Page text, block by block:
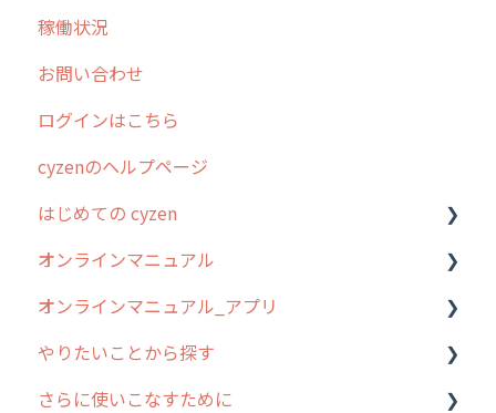
不動産
2026年のリリース情報
2025年のリリース情報
2024年のリリース情報
2023年のリリース情報
過去のリリース
2019年までのリリース情報
お客様の声を実現しました
稼働状況
お問い合わせ
ログインはこちら
cyzenのヘルプページ
はじめての cyzen
0. はじめてのcyzenの使い方
1. cyzenについて知ろう
2. 主要機能の概要
3. cyzenの位置情報取得について
オンラインマニュアル
管理サイトの使い始め
ユーザー・グループ管理
行動管理
オンラインマニュアル_アプリ
アプリの使い始め
ホーム画面
やりたいことから探す
行動管理
さらに使いこなすために